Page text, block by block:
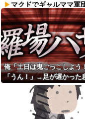
マクドでギャルママ軍
キを放って動物園。ワシ
らのママにもっと遊んで
やんな？」ガキ「遊んで
い」ワシ「魔法の言葉が
生理の予定が８月６日
けど７月２９日にドバッ
でたから生理かな？って
のよね
私は中2女子です。現
で、主にお金のかからな
を担当してます
【謎】日本人、何故か
に殺到。人口増加数が全
俺「土日は鬼ごっこしよう
「うん！」→足が遅かった
気で遊び続けた10年